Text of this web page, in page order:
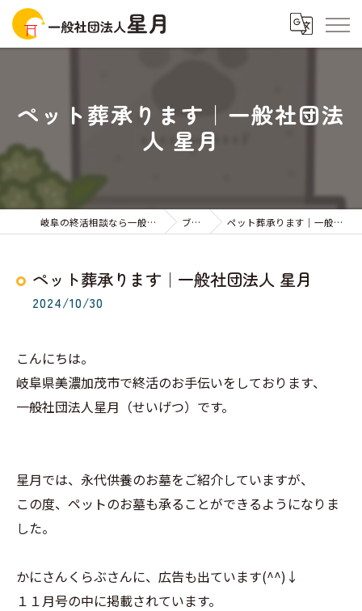
ペット葬承ります｜一般社団法
人 星月
岐阜の終活相談なら一般社団法人星月 ブログ ペット葬承ります｜一般社団法人 星月
ペット葬承ります｜一般社団法人 星月
2024/10/30
こんにちは。
岐阜県美濃加茂市で終活のお手伝いをしております、
一般社団法人星月（せいげつ）です。
星月では、永代供養のお墓をご紹介していますが、
この度、ペットのお墓も承ることができるようになりま
した。
かにさんくらぶさんに、広告も出ています(^^)↓
１１月号の中に掲載されています。